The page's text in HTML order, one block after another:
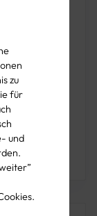
zu
für
und
Beratung?
00 an!